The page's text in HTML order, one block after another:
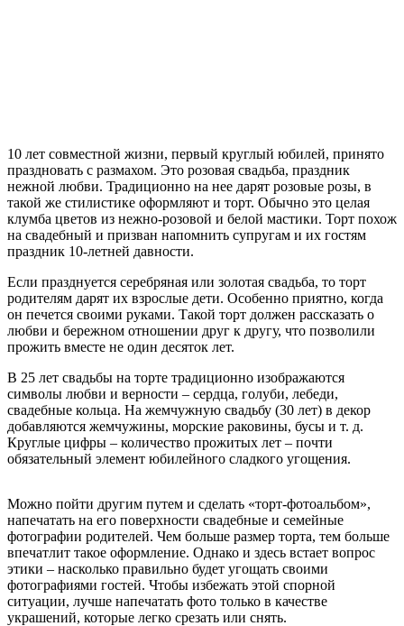
10 лет совместной жизни, первый круглый юбилей, принято
праздновать с размахом. Это розовая свадьба, праздник
нежной любви. Традиционно на нее дарят розовые розы, в
такой же стилистике оформляют и торт. Обычно это целая
клумба цветов из нежно-розовой и белой мастики. Торт похож
на свадебный и призван напомнить супругам и их гостям
праздник 10-летней давности.
Если празднуется серебряная или золотая свадьба, то торт
родителям дарят их взрослые дети. Особенно приятно, когда
он печется своими руками. Такой торт должен рассказать о
любви и бережном отношении друг к другу, что позволили
прожить вместе не один десяток лет.
В 25 лет свадьбы на торте традиционно изображаются
символы любви и верности – сердца, голуби, лебеди,
свадебные кольца. На жемчужную свадьбу (30 лет) в декор
добавляются жемчужины, морские раковины, бусы и т. д.
Круглые цифры – количество прожитых лет – почти
обязательный элемент юбилейного сладкого угощения.
Можно пойти другим путем и сделать «торт-фотоальбом»,
напечатать на его поверхности свадебные и семейные
фотографии родителей. Чем больше размер торта, тем больше
впечатлит такое оформление. Однако и здесь встает вопрос
этики – насколько правильно будет угощать своими
фотографиями гостей. Чтобы избежать этой спорной
ситуации, лучше напечатать фото только в качестве
украшений, которые легко срезать или снять.